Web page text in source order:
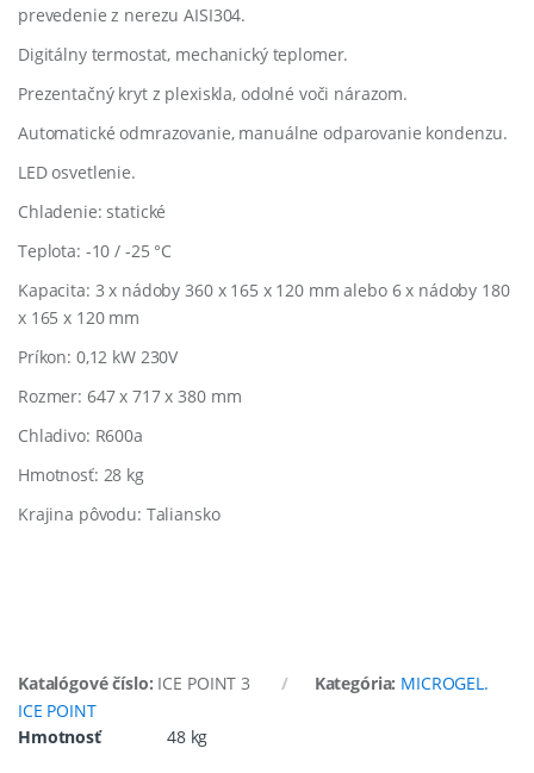
prevedenie z nerezu AISI304.
Digitálny termostat, mechanický teplomer.
Prezentačný kryt z plexiskla, odolné voči nárazom.
Automatické odmrazovanie, manuálne odparovanie kondenzu.
LED osvetlenie.
Chladenie: statické
Teplota: -10 / -25 °C
Kapacita: 3 x nádoby 360 x 165 x 120 mm alebo 6 x nádoby 180
x 165 x 120 mm
Príkon: 0,12 kW 230V
Rozmer: 647 x 717 x 380 mm
Chladivo: R600a
Hmotnosť: 28 kg
Krajina pôvodu: Taliansko
Katalógové číslo: ICE POINT 3 Kategória: MICROGEL.
ICE POINT
Hmotnosť
48 kg